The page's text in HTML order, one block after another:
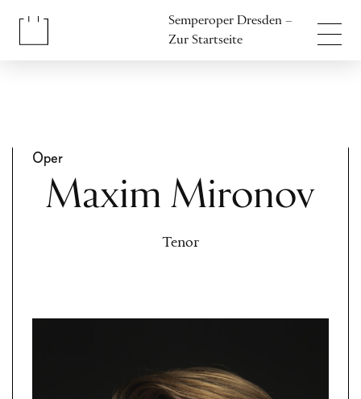
Semperoper Dresden –
Zur Startseite
Oper
Maxim Mironov
Tenor